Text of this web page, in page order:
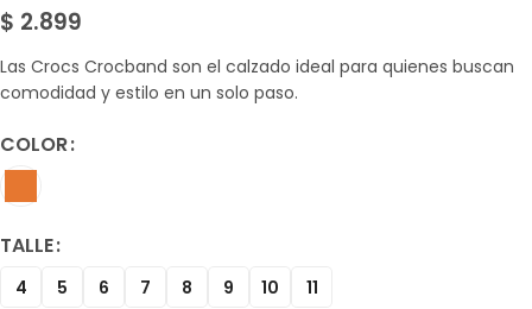
$ 2.899
Las Crocs Crocband son el calzado ideal para quienes buscan
comodidad y estilo en un solo paso.
COLOR
TALLE
4 5 6 7 8 9 10 11